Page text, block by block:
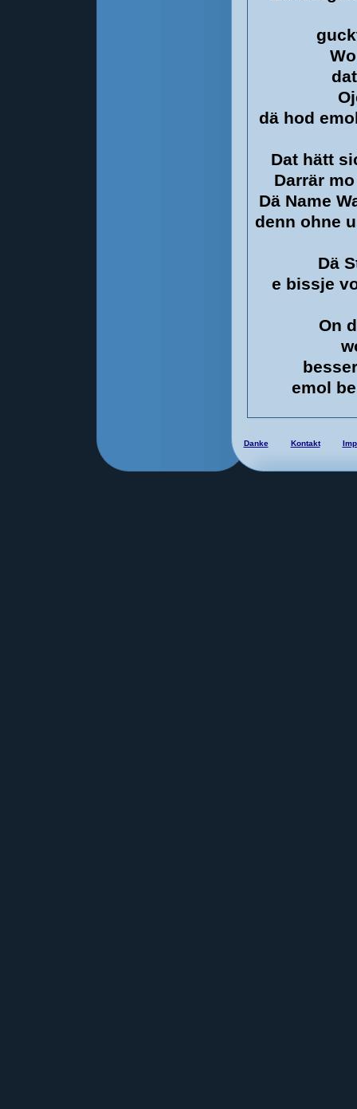
dä hod
Dat hätt
Darrär
Dä Name
denn ohne
Dä
e bissje
On
emol
Danke Kontakt